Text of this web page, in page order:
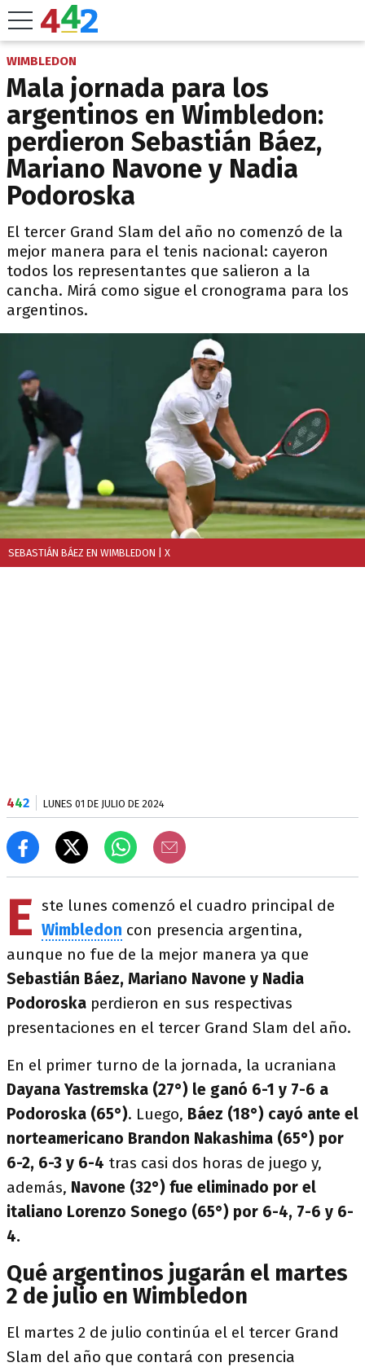
WIMBLEDON
Mala jornada para los
argentinos en Wimbledon:
perdieron Sebastián Báez,
Mariano Navone y Nadia
Podoroska
El tercer Grand Slam del año no comenzó de la
mejor manera para el tenis nacional: cayeron
todos los representantes que salieron a la
cancha. Mirá como sigue el cronograma para los
argentinos.
SEBASTIÁN BÁEZ EN WIMBLEDON | X
442 LUNES 01 DE JULIO DE 2024
E ste lunes comenzó el cuadro principal de
Wimbledon con presencia argentina,
aunque no fue de la mejor manera ya que
Sebastián Báez, Mariano Navone y Nadia
Podoroska perdieron en sus respectivas
presentaciones en el tercer Grand Slam del año.
En el primer turno de la jornada, la ucraniana
Dayana Yastremska (27°) le ganó 6-1 y 7-6 a
Podoroska (65°). Luego, Báez (18°) cayó ante el
norteamericano Brandon Nakashima (65°) por
6-2, 6-3 y 6-4 tras casi dos horas de juego y,
además, Navone (32°) fue eliminado por el
italiano Lorenzo Sonego (65°) por 6-4, 7-6 y 6-
4.
Qué argentinos jugarán el martes
2 de julio en Wimbledon
El martes 2 de julio continúa el el tercer Grand
Slam del año que contará con presencia